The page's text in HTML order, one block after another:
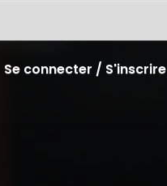
Se connecter / S'inscrire